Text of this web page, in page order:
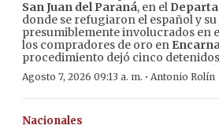
San Juan del Paraná, en el
donde se refugiaron el español y su
presumiblemente involucrados en
los compradores de oro en
procedimiento dejó cinco
Agosto 7, 2026 09:13 a. m. · Antonio Rolín
Nacionales